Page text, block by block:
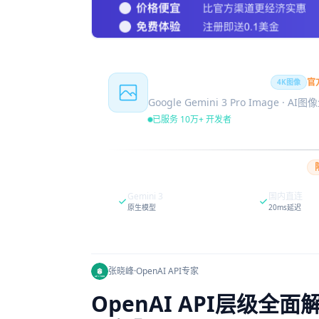
4K图像 官
Google Gemini 3 Pro Image · AI图
已服务 10万+ 开发者
Gemini 3
原生模型
国内直连
20ms延迟
张晓峰·OpenAI API专家
OpenAI API层级全面